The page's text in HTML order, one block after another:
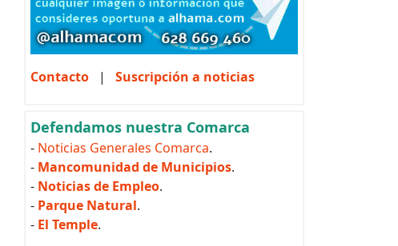
Contacto | Suscripción a noticias
Defendamos nuestra Comarca
- Noticias Generales Comarca.
- Mancomunidad de Municipios.
- Noticias de Empleo.
- Parque Natural.
- El Temple.